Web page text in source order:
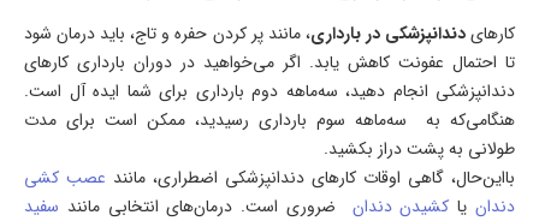
کارهایدندانپزشکی در بارداری، مانند پر کردن حفره و تاج، باید درمان شود
تا احتمال عفونت کاهش یابد. اگر می‌خواهید در دوران بارداری کارهای
دندانپزشکی انجام دهید، سه‌ماهه دوم بارداری برای شما ایده آل است.
هنگامی‌که به سه‌ماهه سوم بارداری رسیدید، ممکن است برای مدت
طولانی به پشت دراز بکشید.
بااین‌حال، گاهی اوقات کارهای دندانپزشکی اضطراری، مانند عصب‌ کشی
دندانیا کشیدن دندان ضروری است. درمان‌های انتخابی مانند سفید